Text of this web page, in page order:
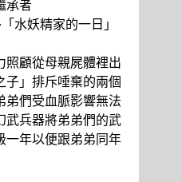
承者
水妖精家的一日」
照顧從母親屍體裡出
子」排斥唾棄的兩個
弟們受血脈影響無法
武兵器將弟弟們的武
一年以便跟弟弟同年